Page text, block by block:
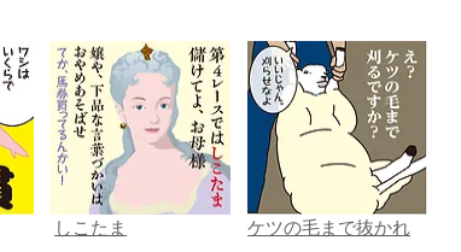
しこたま
ケツの毛まで抜かれ